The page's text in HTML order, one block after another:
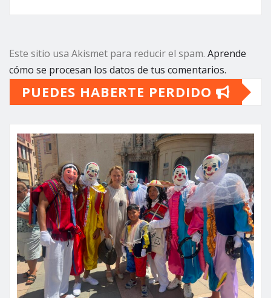
Este sitio usa Akismet para reducir el spam. Aprende
cómo se procesan los datos de tus comentarios.
PUEDES HABERTE PERDIDO